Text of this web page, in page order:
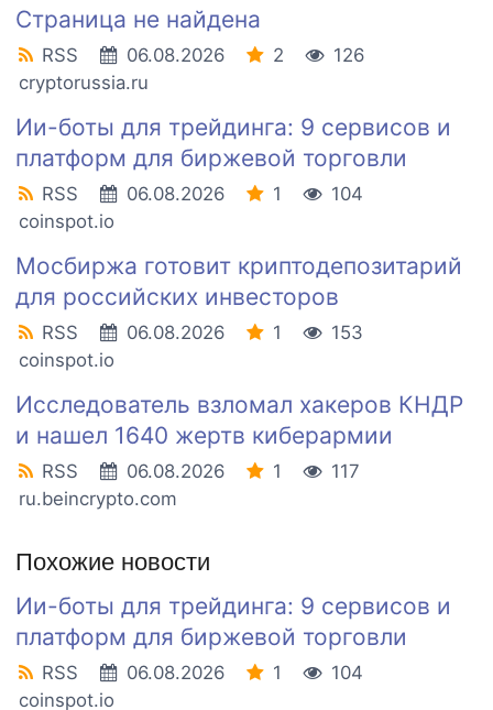
Страница не найдена
RSS 06.08.2026 2
126
cryptorussia.ru
Ии-боты для трейдинга: 9 сервисов и
платформ для биржевой торговли
RSS 06.08.2026 1
104
coinspot.io
Мосбиржа готовит криптодепозитарий
для российских инвесторов
RSS 06.08.2026 1
153
coinspot.io
Исследователь взломал хакеров КНДР
и нашел 1640 жертв киберармии
RSS 06.08.2026 1
117
ru.beincrypto.com
Похожие новости
Ии-боты для трейдинга: 9 сервисов и
платформ для биржевой торговли
RSS 06.08.2026 1
104
coinspot.io